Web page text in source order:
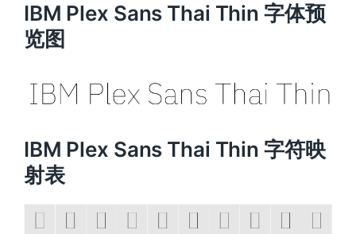
IBM Plex Sans Thai Thin 字体预
览图
IBM Plex Sans Thai Thin 字符映
射表